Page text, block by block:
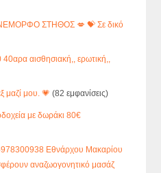
ΣΤΗΘΟΣ 💋 💝 Σε δικό
αισθησιακή,, ερωτική,,
μαζί μου. 💗 (82 εμφανίσεις)
με δωράκι 80€
Εθνάρχου Μακαρίου
αναζωογονητικό μασάζ